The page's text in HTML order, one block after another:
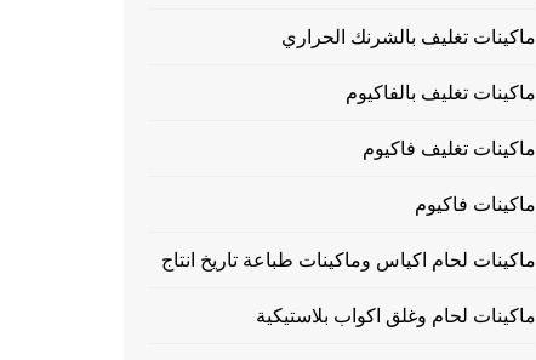
ماكينات تغليف بالشرنك الحراري
ماكينات تغليف بالفاكيوم
ماكينات تغليف فاكيوم
ماكينات فاكيوم
ماكينات لحام اكياس وماكينات طباعة تاريخ انتاج
ماكينات لحام وغلق اكواب بلاستيكية